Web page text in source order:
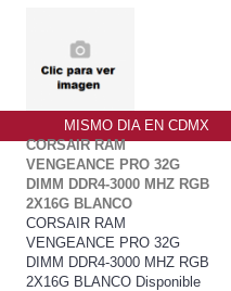
MISMO DIA EN CDMX
CORSAIR RAM
VENGEANCE PRO 32G
DIMM DDR4-3000 MHZ RGB
2X16G BLANCO
CORSAIR RAM
VENGEANCE PRO 32G
DIMM DDR4-3000 MHZ RGB
2X16G BLANCO Disponible